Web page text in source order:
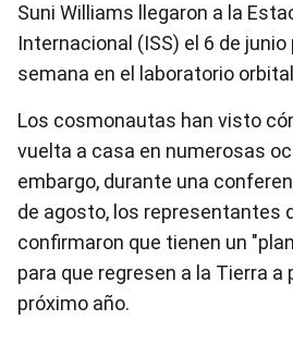
Suni Williams llegaron a la
Internacional (ISS) el 6 de
semana en el laboratorio
Los cosmonautas han visto
vuelta a casa en numerosas
embargo, durante una
de agosto, los representantes
confirmaron que tienen un
para que regresen a la Tierra a
próximo año.